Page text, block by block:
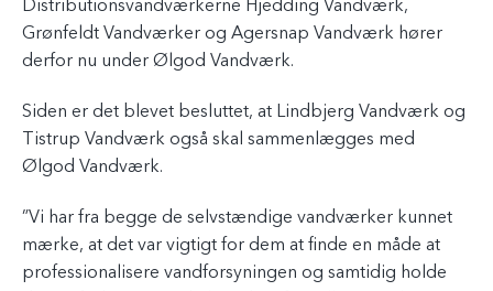
Distributionsvandværkerne Hjedding Vandværk,
Grønfeldt Vandværker og Agersnap Vandværk hører
derfor nu under Ølgod Vandværk.
Siden er det blevet besluttet, at Lindbjerg Vandværk og
Tistrup Vandværk også skal sammenlægges med
Ølgod Vandværk.
”Vi har fra begge de selvstændige vandværker kunnet
mærke, at det var vigtigt for dem at finde en måde at
professionalisere vandforsyningen og samtidig holde